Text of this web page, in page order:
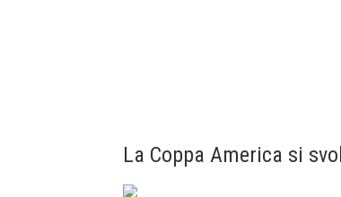
La Coppa America si